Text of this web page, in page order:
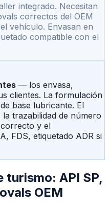
integrado. Necesitan
correctos del OEM
vehículo. Envasan en
compatible con el
— los envasa,
clientes. La formulación
base lubricante. El
la trazabilidad de número
y el
FDS, etiquetado ADR si
turismo: API SP,
OEM